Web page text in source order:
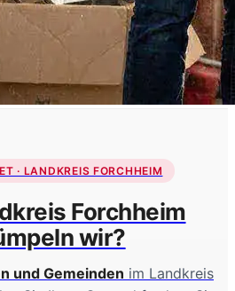
· LANDKREIS FORCHHEIM
Forchheim
wir?
und Gemeinden im Landkreis